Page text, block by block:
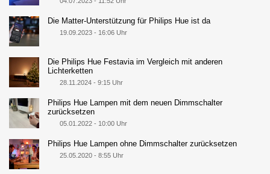
Die Matter-Unterstützung für Philips Hue ist da
19.09.2023 - 16:06 Uhr
Die Philips Hue Festavia im Vergleich mit anderen
Lichterketten
28.11.2024 - 9:15 Uhr
Philips Hue Lampen mit dem neuen Dimmschalter
zurücksetzen
05.01.2022 - 10:00 Uhr
Philips Hue Lampen ohne Dimmschalter zurücksetzen
25.05.2020 - 8:55 Uhr